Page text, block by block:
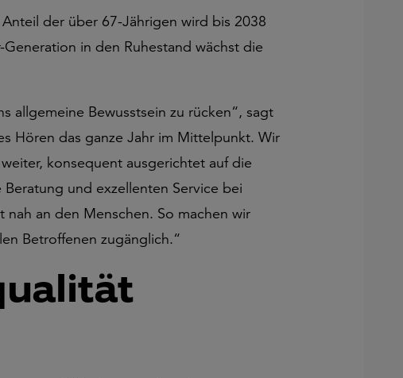
der über 67-Jährigen wird bis 2038
in den Ruhestand wächst die
allgemeine Bewusstsein zu rücken“, sagt
Hören das ganze Jahr im Mittelpunkt. Wir
konsequent ausgerichtet auf die
und exzellenten Service bei
an den Menschen. So machen wir
Betroffenen zugänglich.“